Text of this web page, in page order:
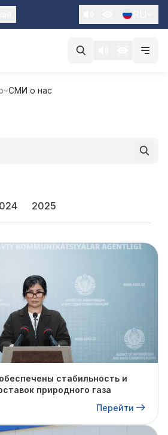
СМИ о нас
2025
стабильность и
природного газа
Перейти